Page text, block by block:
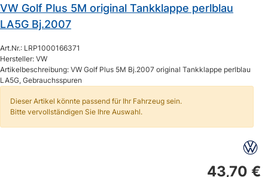
VW Golf Plus 5M original Tankklappe perlblau
LA5G Bj.2007
Art.Nr.: LRP1000166371
Hersteller: VW
Artikelbeschreibung: VW Golf Plus 5M Bj.2007 original Tankklappe perlblau
LA5G, Gebrauchsspuren
Dieser Artikel könnte passend für Ihr Fahrzeug sein.
Bitte vervollständigen Sie Ihre Auswahl.
43,70 €